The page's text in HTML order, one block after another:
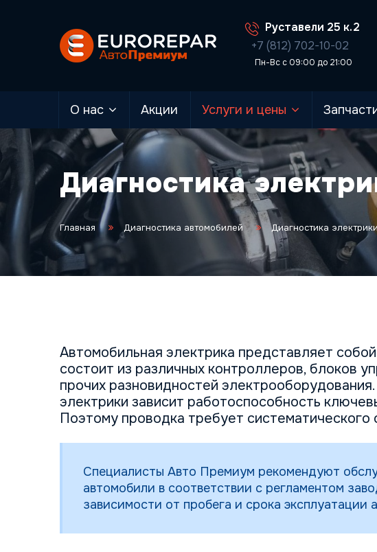
Руставели 25 к.2
+7 (812) 702-10-02
Пн-Вс с 09:00 до 21:00
О нас Акции Услуги и цены
Диагностика
Главная Диагностика автомобилей Диагностика электрики
Автомобильная электрика представляет
состоит из различных контроллеров, блоков
прочих разновидностей
электрики зависит работоспособность
Поэтому проводка требует систематического
Специалисты Авто Премиум рекомендуют
автомобили в соответствии с регламентом
зависимости от пробега и срока эксплуатации